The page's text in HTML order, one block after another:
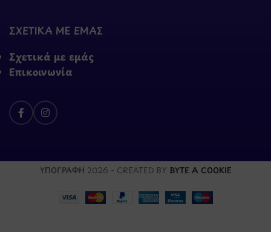
ΣΧΕΤΙΚΑ ΜΕ ΕΜΑΣ
Σχετικά με εμάς
Επικοινωνία
ΥΠΟΓΡΑΦΗ 2026 - CREATED BY BYTE A COOKIE